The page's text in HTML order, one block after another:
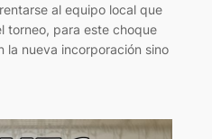
al equipo local que
torneo, para este choque
la nueva incorporación sino